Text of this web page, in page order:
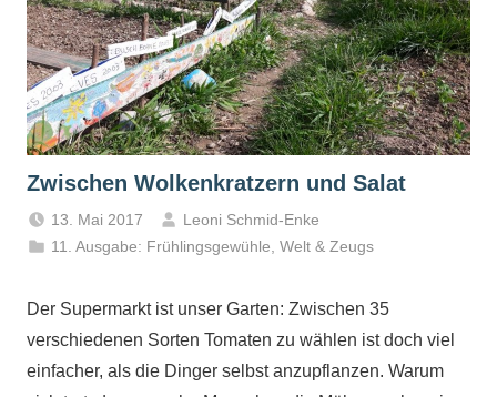
Zwischen Wolkenkratzern und Salat
13. Mai 2017
Leoni Schmid-Enke
11. Ausgabe: Frühlingsgewühle ,Welt & Zeugs
Der Supermarkt ist unser Garten: Zwischen 35
verschiedenen Sorten Tomaten zu wählen ist doch viel
einfacher, als die Dinger selbst anzupflanzen. Warum